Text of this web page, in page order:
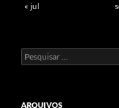
« jul
Pesquisar
por:
ARQUIVOS